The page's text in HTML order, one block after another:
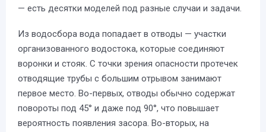
— есть десятки моделей под разные случаи и задачи.
Из водосбора вода попадает в отводы — участки
организованного водостока, которые соединяют
воронки и стояк. С точки зрения опасности протечек
отводящие трубы с большим отрывом занимают
первое место. Во-первых, отводы обычно содержат
повороты под 45° и даже под 90°, что повышает
вероятность появления засора. Во-вторых, на